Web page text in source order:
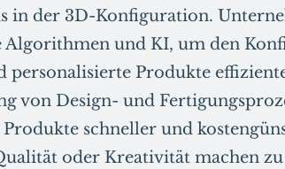
in der 3D-Konfiguration.
und KI, um den
personalisierte Produkte
von Design- und
schneller und
oder Kreativität machen zu